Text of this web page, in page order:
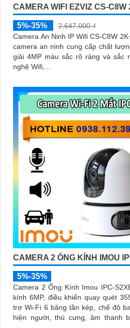
CAMERA WIFI EZVIZ CS-C8W
5%-35%
2,647,000 ₫
Camera An Ninh IP Wifi CS-C8W
camera an ninh cung cấp chất
giải 4MP màu sắc rõ ràng và sắc nét. Được tích hợp
nghệ Wifi,...
CAMERA 2 ỐNG KÍNH IMOU
5%-35%
Camera 2 Ống Kính Imou IPC-
kính 6MP, điều khiển quay quét
trợ Wi-Fi 6 băng tần kép, chế độ
hiện người, thú cưng, âm thanh